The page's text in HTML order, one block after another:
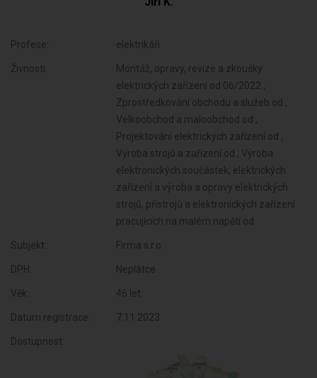
Profese: elektrikáři
Živnosti:
Montáž, opravy, revize a zkoušky
elektrických zařízení od 06/2022 ,
Zprostředkování obchodu a služeb od ,
Velkoobchod a maloobchod od ,
Projektování elektrických zařízení od ,
Výroba strojů a zařízení od , Výroba
elektronických součástek, elektrických
zařízení a výroba a opravy elektrických
strojů, přístrojů a elektronických zařízení
pracujících na malém napětí od
Subjekt: Firma s.r.o.
DPH: Neplátce
Věk: 46 let
Datum registrace: 7.11.2023
Dostupnost: